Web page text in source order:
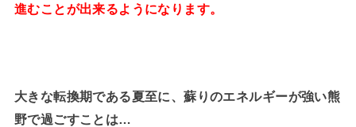
進むことが出来るようになります。
大きな転換期である夏至に、蘇りのエネルギーが強い熊
野で過ごすことは…